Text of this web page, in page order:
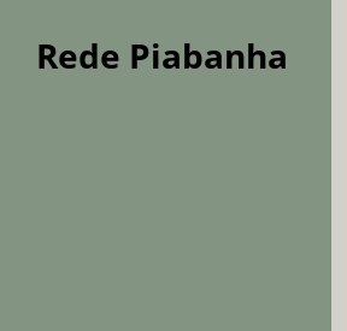
Rede Piabanha